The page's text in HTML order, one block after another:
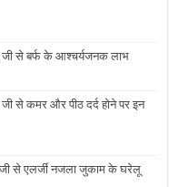
जी से बर्फ के आश्चर्यजनक लाभ
से कमर और पीठ दर्द होने पर इन
जी से एलर्जी नजला जुकाम के घरेलू